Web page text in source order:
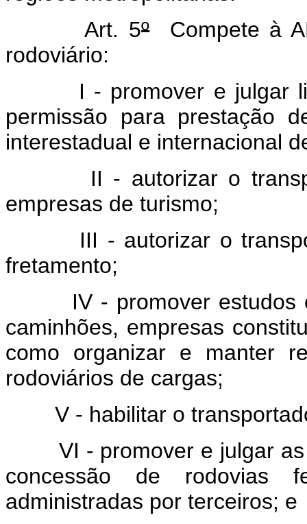
Art. 5ºCompete à
rodoviário:
I - promover e julgar
permissão para prestação
interestadual e internacional
II - autorizar o
empresas de turismo;
III - autorizar o
fretamento;
IV - promover estudos e
caminhões, empresas
como organizar e manter
rodoviários de cargas;
V - habilitar o
VI - promover e julgar as
concessão de rodovias
administradas por terceiros; e